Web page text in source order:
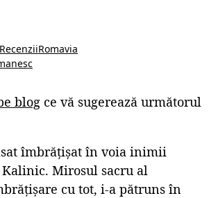
RecenziiRomavia
blog ce vă sugerează următorul
îmbrățișat în voia inimii
Mirosul sacru al
cu tot, i-a pătruns în